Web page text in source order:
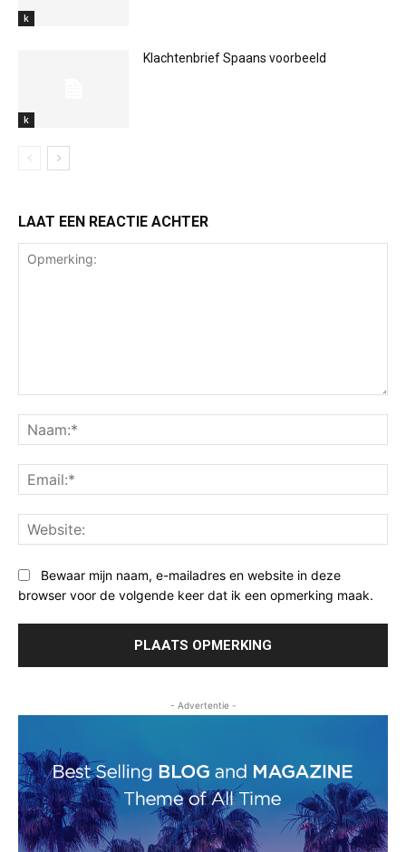
k
k
Klachtenbrief Spaans voorbeeld
LAAT EEN REACTIE ACHTER
Bewaar mijn naam, e-mailadres en website in deze
browser voor de volgende keer dat ik een opmerking maak.
- Advertentie -